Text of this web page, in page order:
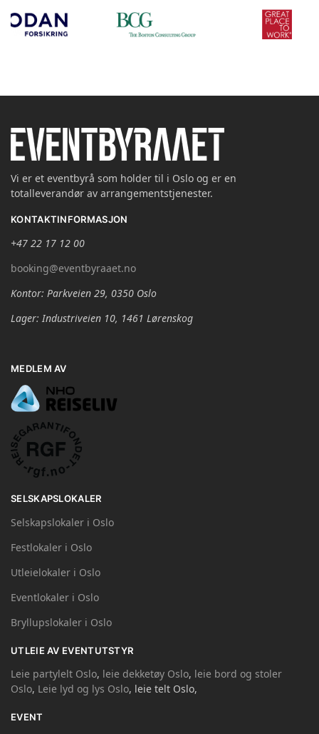
Vi er et eventbyrå som holder til i Oslo og er en
totalleverandør av arrangementstjenester.
KONTAKTINFORMASJON
+47 22 17 12 00
booking@eventbyraaet.no
Kontor: Parkveien 29, 0350 Oslo
Lager: Industriveien 10, 1461 Lørenskog
MEDLEM AV
SELSKAPSLOKALER
Selskapslokaler i Oslo
Festlokaler i Oslo
Utleielokaler i Oslo
Eventlokaler i Oslo
Bryllupslokaler i Oslo
UTLEIE AV EVENTUTSTYR
Leie partylelt Oslo, leie dekketøy Oslo, leie bord og stoler
Oslo, Leie lyd og lys Oslo, leie telt Oslo,
EVENT